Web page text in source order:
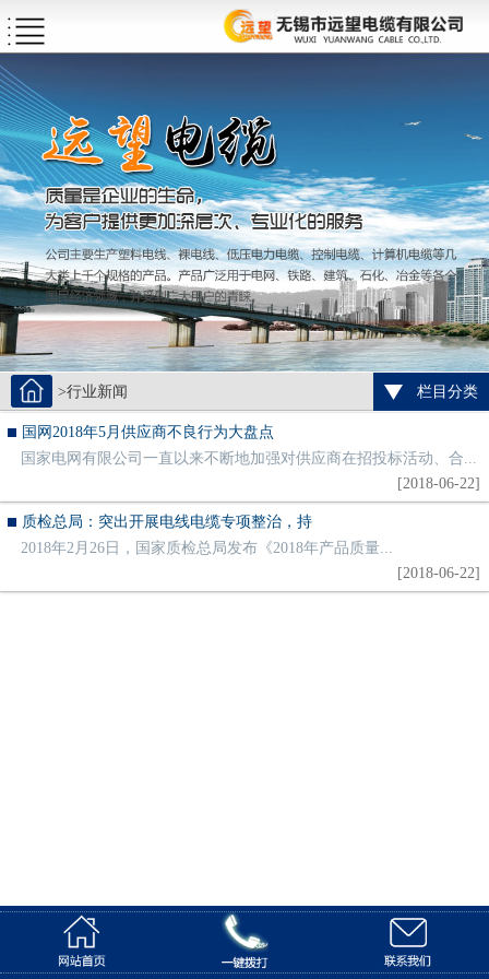
>行业新闻 栏目分类
国网2018年5月供应商不良行为大盘点
国家电网有限公司一直以来不断地加强对供应商在招投标活动、合...
[2018-06-22]
质检总局：突出开展电线电缆专项整治，持
2018年2月26日，国家质检总局发布《2018年产品质量...
[2018-06-22]